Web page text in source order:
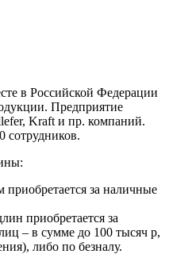
в Российской Федерации
Предприятие
Kraft и пр. компаний.
сотрудников.
за наличные
приобретается за
– в сумме до 100 тысяч р,
либо по безналу.